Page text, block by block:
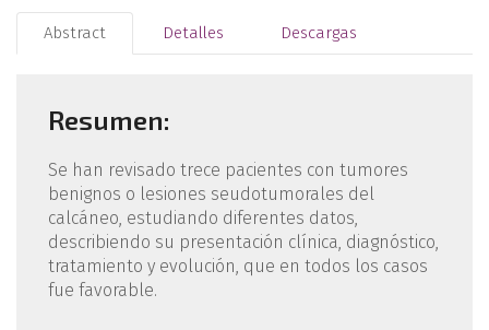
Abstract Detalles Descargas
Resumen:
Se han revisado trece pacientes con tumores
benignos o lesiones seudotumorales del
calcáneo, estudiando diferentes datos,
describiendo su presentación clínica, diagnóstico,
tratamiento y evolución, que en todos los casos
fue favorable.